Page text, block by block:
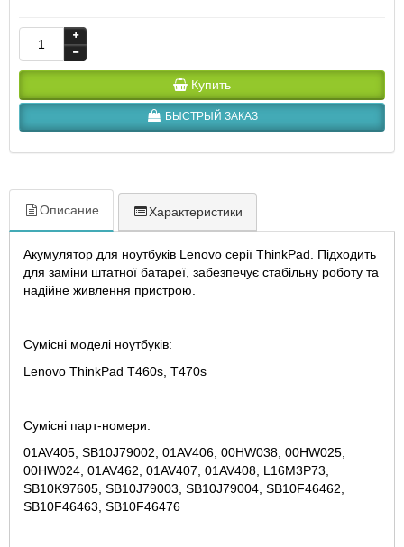
Купить
БЫСТРЫЙ ЗАКАЗ
Описание Характеристики
Акумулятор для ноутбуків Lenovo серії ThinkPad. Підходить
для заміни штатної батареї, забезпечує стабільну роботу та
надійне живлення пристрою.
Сумісні моделі ноутбуків:
Lenovo ThinkPad T460s, T470s
Сумісні парт-номери:
01AV405, SB10J79002, 01AV406, 00HW038, 00HW025,
00HW024, 01AV462, 01AV407, 01AV408, L16M3P73,
SB10K97605, SB10J79003, SB10J79004, SB10F46462,
SB10F46463, SB10F46476